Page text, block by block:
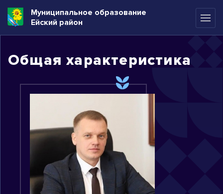
Муниципальное образование
Ейский район
Общая характеристика